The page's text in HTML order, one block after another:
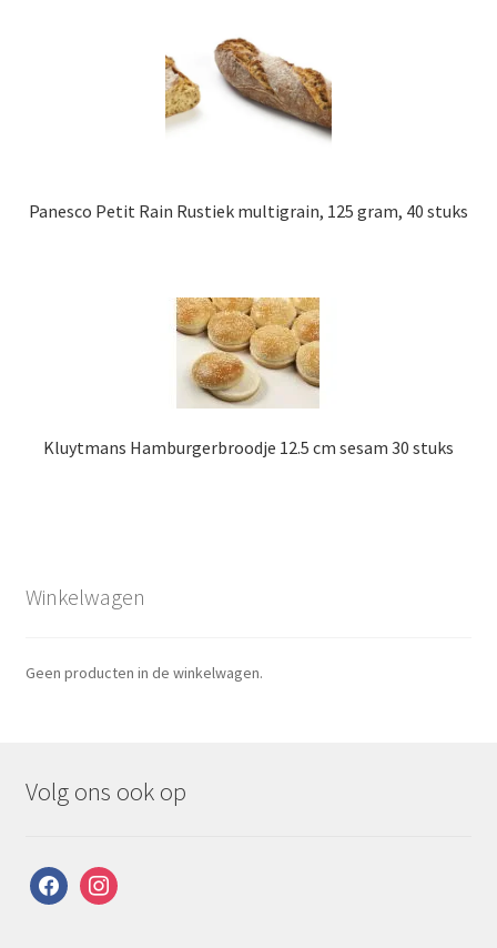
Panesco Petit Rain Rustiek multigrain, 125 gram, 40 stuks
Kluytmans Hamburgerbroodje 12.5 cm sesam 30 stuks
Winkelwagen
Geen producten in de winkelwagen.
Volg ons ook op
facebookinstagram